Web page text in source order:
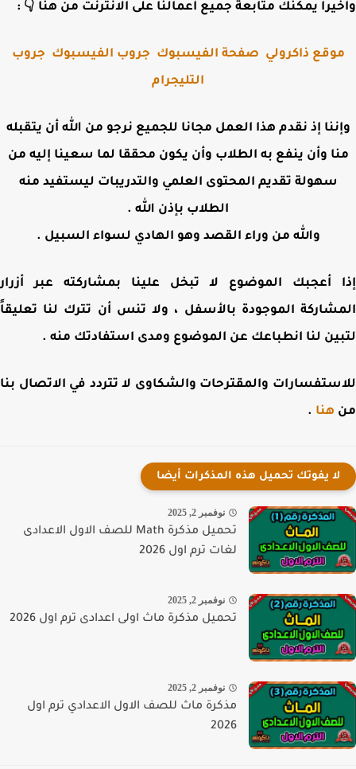
يمكنك متابعة جميع أعمالنا على الانترنت من هنا 👇 :
ذاكرولي صفحة الفيسبوك جروب الفيسبوك جروب
التليجرام
إذ نقدم هذا العمل مجانا للجميع نرجو من الله أن يتقبله
وأن ينفع به الطلاب وأن يكون محققا لما سعينا إليه من
سهولة تقديم المحتوى العلمي والتدريبات ليستفيد منه
الطلاب بإذن الله .
والله من وراء القصد وهو الهادي لسواء السبيل .
أعجبك الموضوع لا تبخل علينا بمشاركته عبر أزرار
الموجودة بالأسفل ، ولا تنس أن تترك لنا تعليقاً
لنا انطباعك عن الموضوع ومدى استفادتك منه .
والمقترحات والشكاوى لا تتردد في الاتصال بنا
هنا.
لا يفوتك تحميل هذه المذكرات أيضا
نوفمبر 2, 2025
تحميل مذكرة Math للصف الاول الاعدادى
لغات ترم اول 2026
نوفمبر 2, 2025
تحميل مذكرة ماث اولى اعدادى ترم اول 2026
نوفمبر 2, 2025
مذكرة ماث للصف الاول الاعدادي ترم اول
2026